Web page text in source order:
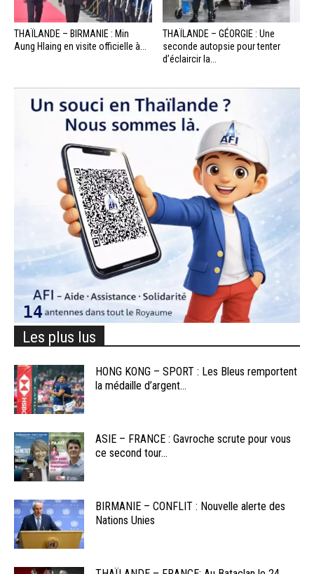
THAÏLANDE – BIRMANIE : Min
Aung Hlaing en visite officielle à...
THAÏLANDE – GÉORGIE : Une
seconde autopsie pour tenter
d’éclaircir la...
Les plus lus
HONG KONG – SPORT : Les Bleus remportent
la médaille d’argent...
ASIE – FRANCE : Gavroche scrute pour vous
ce second tour...
BIRMANIE – CONFLIT : Nouvelle alerte des
Nations Unies